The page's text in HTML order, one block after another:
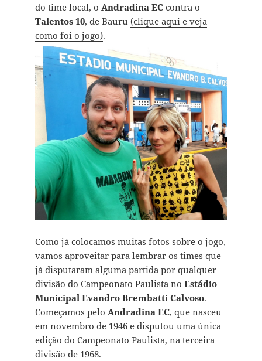
do time local, o Andradina ECcontra o
Talentos 10, de Bauru (clique aqui e veja
como foi o jogo).
Como já colocamos muitas fotos sobre o jogo,
vamos aproveitar para lembrar os times que
já disputaram alguma partida por qualquer
divisão do Campeonato Paulista no Estádio
Municipal Evandro Brembatti Calvoso.
Começamos pelo Andradina EC, que nasceu
em novembro de 1946 e disputou uma única
edição do Campeonato Paulista, na terceira
divisão de 1968.